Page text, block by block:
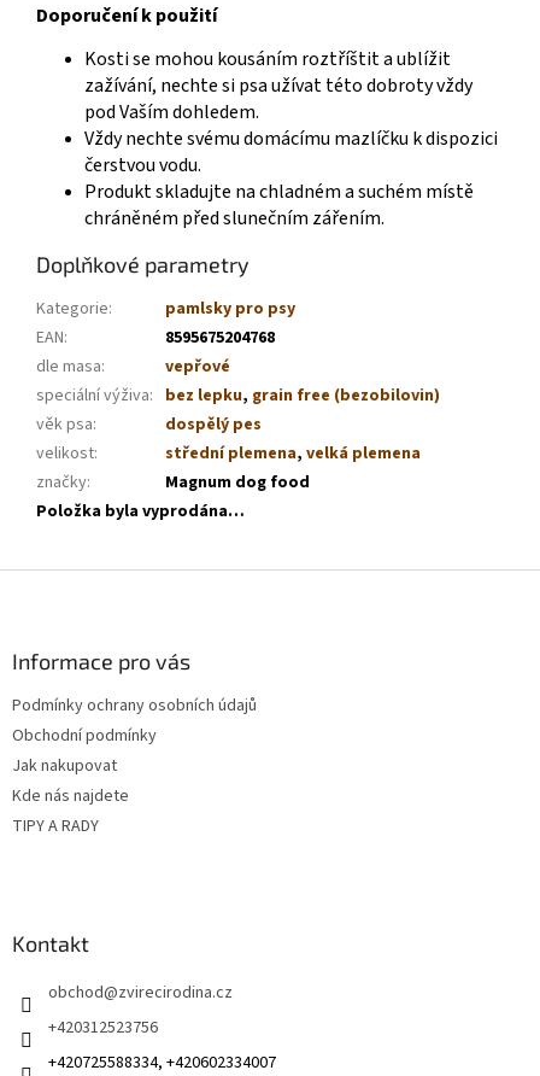
Doporučení k použití
Kosti se mohou kousáním roztříštit a ublížit
zažívání, nechte si psa užívat této dobroty vždy
pod Vaším dohledem.
Vždy nechte svému domácímu mazlíčku k dispozici
čerstvou vodu.
Produkt skladujte na chladném a suchém místě
chráněném před slunečním zářením.
Doplňkové parametry
Kategorie:
pamlsky pro psy
EAN:
8595675204768
dle masa:
vepřové
speciální výživa: bez lepku, grain free (bezobilovin)
věk psa:
dospělý pes
velikost: střední plemena, velká plemena
značky:
Magnum dog food
Položka byla vyprodána…
Informace pro vás
Podmínky ochrany osobních údajů
Obchodní podmínky
Jak nakupovat
Kde nás najdete
TIPY A RADY
Kontakt
obchod@zvirecirodina.cz
+420312523756
+420725588334, +420602334007